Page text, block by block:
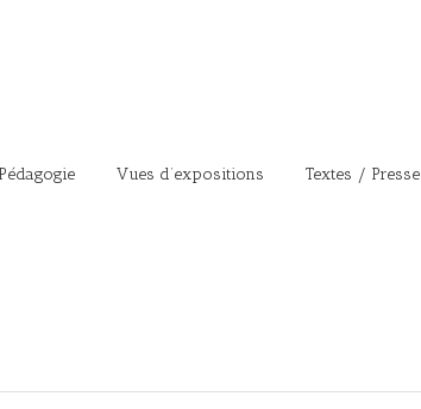
Pédagogie Vues d’expositions Textes / Presse